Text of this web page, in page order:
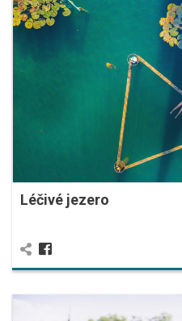
Léčivé jezero